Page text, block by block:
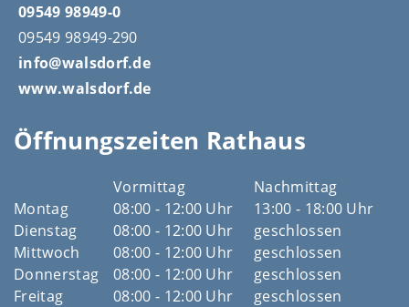
09549 98949-0
09549 98949-290
info@walsdorf.de
www.walsdorf.de
Öffnungszeiten Rathaus
Vormittag
Nachmittag
Montag
08:00 - 12:00 Uhr
13:00 - 18:00 Uhr
Dienstag
08:00 - 12:00 Uhr
geschlossen
Mittwoch
08:00 - 12:00 Uhr
geschlossen
Donnerstag
08:00 - 12:00 Uhr
geschlossen
Freitag
08:00 - 12:00 Uhr
geschlossen